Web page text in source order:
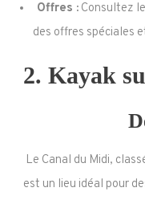
Offres : Consultez
des offres spéciales
2. Kayak
Le Canal du Midi,
est un lieu idéal pour